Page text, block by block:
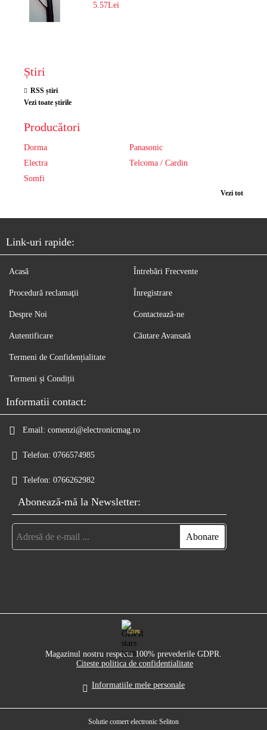
5.57Lei
Știri
RSS știri
Vezi toate știrile
Producători
Dorma
Panasonic
Electra
Telcoma / Cardin
Somfi
Vezi tot
Link-uri rapide:
Acasă
Procedură reclamaţii
Despre Noi
Autentificare
Întrebări Frecvente
Înregistrare
Contactează-ne
Căutare Avansată
Termeni de Confidențialitate
Termeni și Condiții
Informatii contact:
Email: comenzi@electronicmag.ro
Telefon: 0766574985
Telefon: 0766262982
Abonează-mă la Newsletter:
GDPR
Magazinul nostru respecta 100% prevederile GDPR.
Citeste politica de confidentialitate
Informatiile mele personale
Solutie comert electronic Seliton